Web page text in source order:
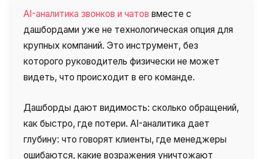
AI-аналитика звонков и чатов вместе с
дашбордами уже не технологическая опция для
крупных компаний. Это инструмент, без
которого руководитель физически не может
видеть, что происходит в его команде.
Дашборды дают видимость: сколько обращений,
как быстро, где потери. AI-аналитика дает
глубину: что говорят клиенты, где менеджеры
ошибаются, какие возражения уничтожают